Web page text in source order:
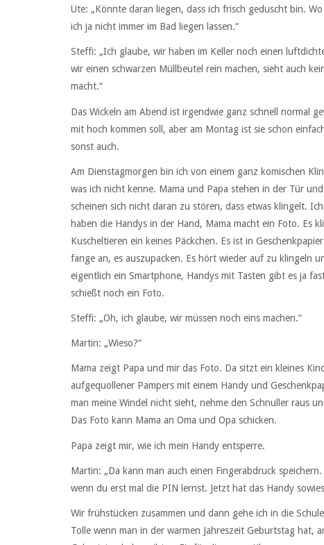
Ute: „Könnte daran liegen, dass ich frisch geduscht bin.
ich ja nicht immer im Bad liegen lassen.“
Steffi: „Ich glaube, wir haben im Keller noch einen
wir einen schwarzen Müllbeutel rein machen, sieht auch
macht.“
Das Wickeln am Abend ist irgendwie ganz schnell normal
mit hoch kommen soll, aber am Montag ist sie schon
sonst auch.
Am Dienstagmorgen bin ich von einem ganz komischen
was ich nicht kenne. Mama und Papa stehen in der Tür
scheinen sich nicht daran zu stören, dass etwas klingelt.
haben die Handys in der Hand, Mama macht ein Foto. Es
Kuscheltieren ein keines Päckchen. Es ist in
fange an, es auszupacken. Es hört wieder auf zu klingeln
eigentlich ein Smartphone, Handys mit Tasten gibt es ja
schießt noch ein Foto.
Steffi: „Oh, ich glaube, wir müssen noch eins machen.“
Martin: „Wieso?“
Mama zeigt Papa und mir das Foto. Da sitzt ein kleines
aufgequollener Pampers mit einem Handy und
man meine Windel nicht sieht, nehme den Schnuller raus
Das Foto kann Mama an Oma und Opa schicken.
Papa zeigt mir, wie ich mein Handy entsperre.
Martin: „Da kann man auch einen Fingerabdruck
wenn du erst mal die PIN lernst. Jetzt hat das Handy
Wir frühstücken zusammen und dann gehe ich in die
Tolle wenn man in der warmen Jahreszeit Geburtstag hat,